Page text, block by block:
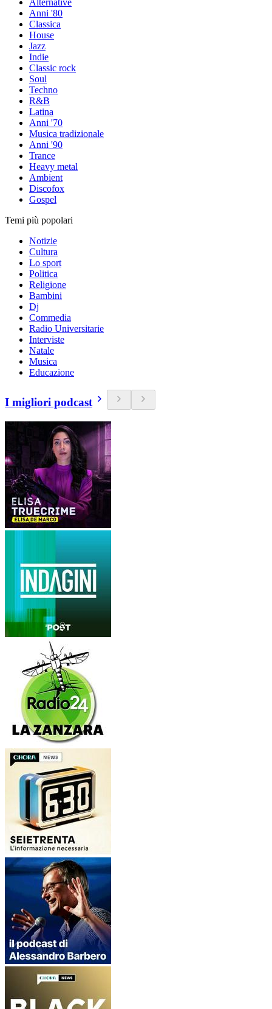
Alternative
Anni '80
Classica
House
Jazz
Indie
Classic rock
Soul
Techno
R&B
Latina
Anni '70
Musica tradizionale
Anni '90
Trance
Heavy metal
Ambient
Discofox
Gospel
Temi più popolari
Notizie
Cultura
Lo sport
Politica
Religione
Bambini
Dj
Commedia
Radio Universitarie
Interviste
Natale
Musica
Educazione
I migliori podcast